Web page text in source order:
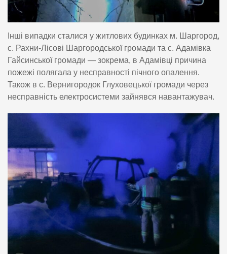
Інші випадки сталися у житлових будинках м. Шаргород,
с. Рахни-Лісові Шаргородської громади та с. Адамівка
Гайсинської громади — зокрема, в Адамівці причина
пожежі полягала у несправності пічного опалення.
Також в с. Вернигородок Глуховецької громади через
несправність електросистеми зайнявся навантажувач.